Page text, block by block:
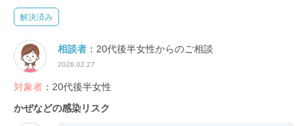
解決済み
相談者 ：20代後半女性からのご相談
2026.02.27
対象者 ：20代後半女性
かぜなどの感染リスク